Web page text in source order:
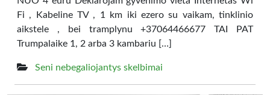
Fi , Kabeline TV , 1 km iki ezero su vaikam, tinklinio
aikstele , bei tramplynu +37064466677 TAI PAT
Trumpalaike 1, 2 arba 3 kambariu […]
Seni nebegaliojantys skelbimai